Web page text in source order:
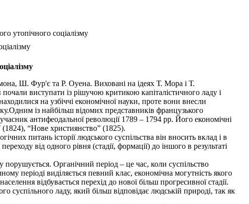
утопічного соціалізму
Ш. Фур'є та Р. Оуена. Виховані на ідеях Т. Мора і Т.
виступати із рішучою критикою капіталістичного ладу і
на узбіччі економічної науки, проте вони внесли
із найбільш відомих представників французького
антифеодальної революції 1789 – 1794 рр. Його економічні
“Нове християнство” (1825).
питань історії людського суспільства він вносить вклад і в
від одного рівня (стадії, формації) до іншого в результаті
Органічний період – це час, коли суспільство
періоді виділяється певний клас, економічна могутність якого
відбувається перехід до нової більш прогресивної стадії.
суспільного ладу, який більш відповідає людській природі, так як